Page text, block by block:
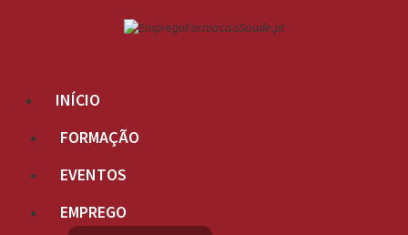
INÍCIO
FORMAÇÃO
EVENTOS
EMPREGO